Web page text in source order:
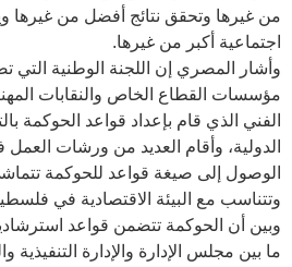
من غيرها وتحقق نتائج أفضل من غيرها
اجتماعية أكبر من غيرها.
وأشار المصري إن اللجنة الوطنية التي
مؤسسات القطاع الخاص والنقابات
الفني الذي قام بإعداد قواعد الحوكمة
الدولية، وأقام العديد من ورشات
الوصول إلى صيغة قواعد للحوكمة
وتتناسب مع البيئة الاقتصادية في
وبين أن الحوكمة تتضمن قواعد
ما بين مجلس الإدارة والإدارة